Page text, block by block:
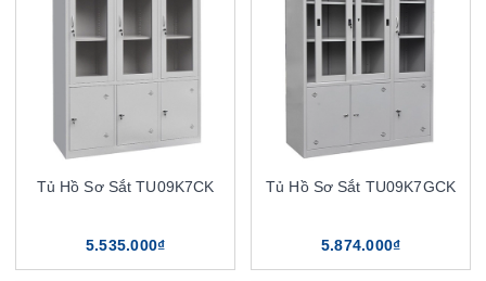
Tủ Hồ Sơ Sắt TU09K7CK
5.535.000₫
Tủ Hồ Sơ Sắt TU09K7GCK
5.874.000₫